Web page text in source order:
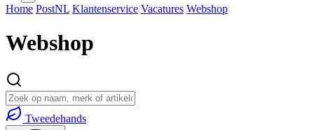
Home PostNL Klantenservice Vacatures Webshop
Webshop
Tweedehands